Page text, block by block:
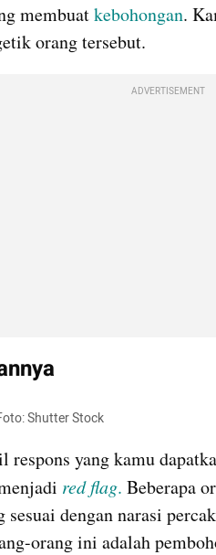
membuat kebohongan.
orang tersebut.
ADVERTISEMENT
Shutter Stock
respons yang kamu
red flag. Beberapa
dengan narasi
orang ini adalah